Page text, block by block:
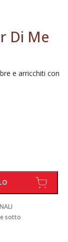
Di Me
e arricchiti con
sotto